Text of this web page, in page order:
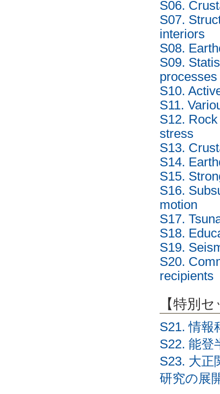
S06.
S07.
interiors
S08.
S09.
processes
S10.
S11.
S12.
stress
S13.
S14.
S15.
S16.
motion
S17.
S18.
S19.
S20.
recipients
【特別
S21. 情報
S22. 能登
S23. 大正
研究の展